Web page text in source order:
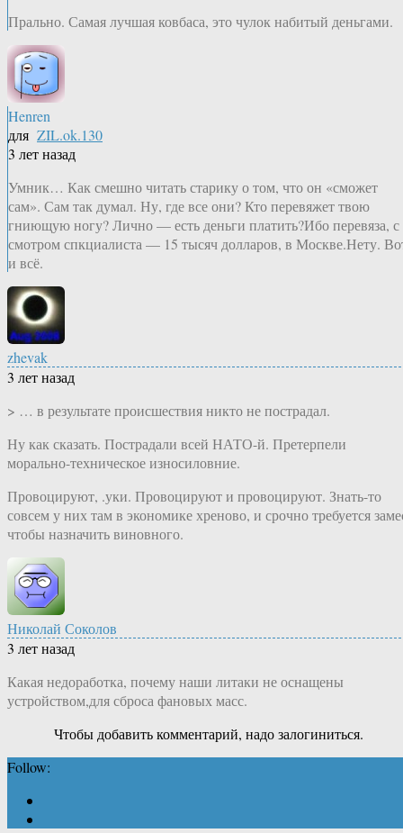
Прально. Самая лучшая ковбаса, это чулок набитый деньгами.
Henren
для ZIL.ok.130
3 лет назад
Умник… Как смешно читать старику о том, что он «сможет
сам». Сам так думал. Ну, где все они? Кто перевяжет твою
гниющую ногу? Лично — есть деньги платить?Ибо перевяза, с
смотром спкциалиста — 15 тысяч долларов, в Москве.Нету.
и всё.
zhevak
3 лет назад
> … в результате происшествия никто не пострадал.
Ну как сказать. Пострадали всей НАТО-й. Претерпели
морально-техническое износиловние.
Провоцируют, .уки. Провоцируют и провоцируют. Знать-то
совсем у них там в экономике хреново, и срочно требуется
чтобы назначить виновного.
Николай Соколов
3 лет назад
Какая недоработка, почему наши литаки не оснащены
устройством,для сброса фановых масс.
Чтобы добавить комментарий, надо залогиниться.
Follow: